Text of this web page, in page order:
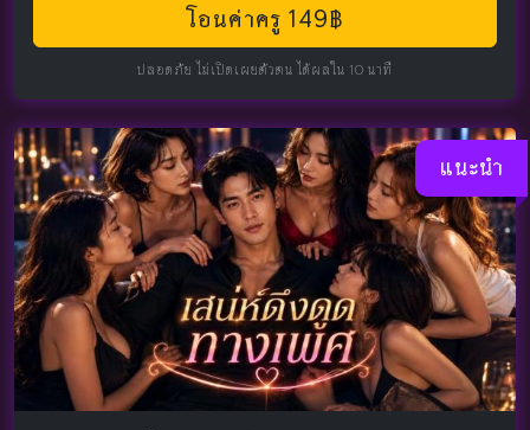
โอนค่าครู 149฿
ปลอดภัย ไม่เปิดเผยตัวตน ได้ผลใน 10 นาที
แนะนำ